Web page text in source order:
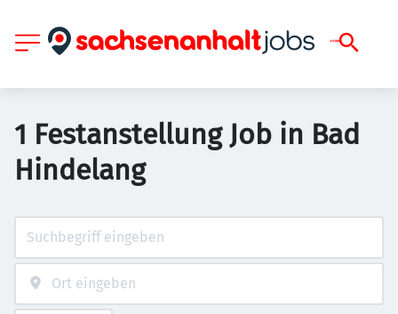
1 Festanstellung Job in Bad
Hindelang